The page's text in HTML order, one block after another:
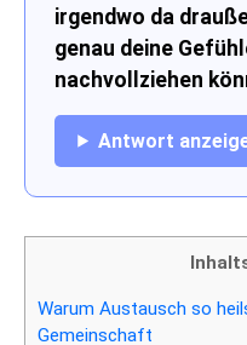
irgendwo da
genau deine
nachvollziehen
Antwort
Warum Austausch so
Gemeinschaft